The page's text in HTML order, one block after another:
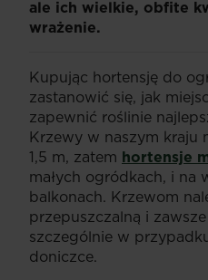
ale ich wielkie, obfite
wrażenie.
Kupując hortensję do
zastanowić się, jak
zapewnić roślinie
Krzewy w naszym kraju
1,5 m, zatem hortensje
małych ogródkach, i na
balkonach. Krzewom
przepuszczalną i
szczególnie w
doniczce.